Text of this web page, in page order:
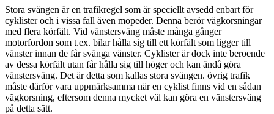
Stora svängen är en trafikregel som är speciellt avsedd enbart för
cyklister och i vissa fall även mopeder. Denna berör vägkorsningar
med flera körfält. Vid vänstersväng måste många gånger
motorfordon som t.ex. bilar hålla sig till ett körfält som ligger till
vänster innan de får svänga vänster. Cyklister är dock inte beroende
av dessa körfält utan får hålla sig till höger och kan ändå göra
vänstersväng. Det är detta som kallas stora svängen. övrig trafik
måste därför vara uppmärksamma när en cyklist finns vid en sådan
vägkorsning, eftersom denna mycket väl kan göra en vänstersväng
på detta sätt.